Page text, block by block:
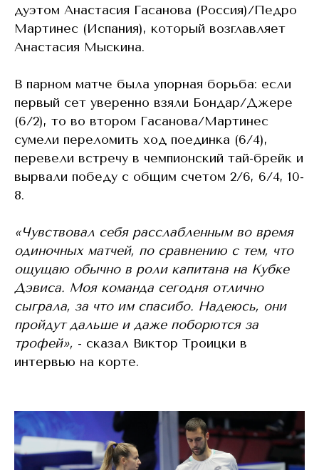
дуэтом Анастасия Гасанова (Россия)/Педро
Мартинес (Испания), который возглавляет
Анастасия Мыскина.
В парном матче была упорная борьба: если
первый сет уверенно взяли Бондар/Джере
(6/2), то во втором Гасанова/Мартинес
сумели переломить ход поединка (6/4),
перевели встречу в чемпионский тай-брейк и
вырвали победу с общим счетом 2/6, 6/4, 10-
8.
«Чувствовал себя расслабленным во время
одиночных матчей, по сравнению с тем, что
ощущаю обычно в роли капитана на Кубке
Дэвиса. Моя команда сегодня отлично
сыграла, за что им спасибо. Надеюсь, они
пройдут дальше и даже поборются за
трофей», - сказал Виктор Троицки в
интервью на корте.